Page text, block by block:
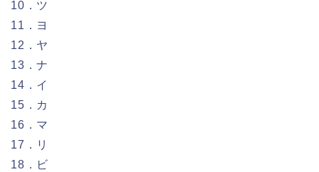
10．ツ
11．ヨ
12．ヤ
13．ナ
14．イ
15．カ
16．マ
17．リ
18．ビ